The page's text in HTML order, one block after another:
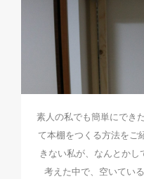
素人の私でも簡単にでき
て本棚をつくる方法をご
きない私が、なんとかし
考えた中で、空いてい